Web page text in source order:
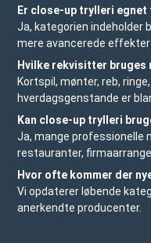
Er close-up trylleri egnet
Ja, kategorien indeholder
mere avancerede
Hvilke rekvisitter bruges
Kortspil, mønter, reb,
hverdagsgenstande er
Kan close-up trylleri
Ja, mange professionelle
restauranter,
Hvor ofte kommer der
Vi opdaterer løbende
anerkendte producenter.